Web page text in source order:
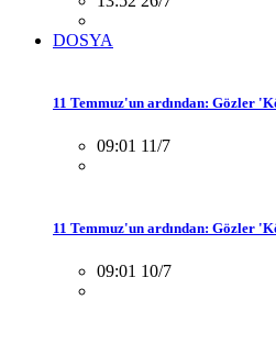
DOSYA
11 Temmuz'un ardından: Gözler
09:01 11/7
11 Temmuz'un ardından: Gözler
09:01 10/7